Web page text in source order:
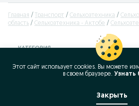
Главная Транспорт Сельхозтехника
область
Сельхозтехника - Актобе
КАТЕГОРИЯ
Этот сайт использует cookies. Вы можете
в своeм браузере. Узнать
Закрыть